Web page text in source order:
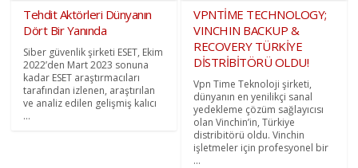
Tehdit Aktörleri Dünyanın
Dört Bir Yanında
Siber güvenlik şirketi ESET, Ekim
2022’den Mart 2023 sonuna
kadar ESET araştırmacıları
tarafından izlenen, araştırılan
ve analiz edilen gelişmiş kalıcı
...
VPNTİME TECHNOLOGY;
VINCHIN BACKUP &
RECOVERY TÜRKİYE
DİSTRİBİTÖRÜ OLDU!
Vpn Time Teknoloji şirketi,
dünyanın en yenilikçi sanal
yedekleme çözüm sağlayıcısı
olan Vinchin’in, Türkiye
distribitörü oldu. Vinchin
işletmeler için profesyonel bir
...